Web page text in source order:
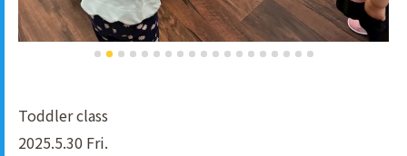
Toddler class
2025.5.30 Fri.